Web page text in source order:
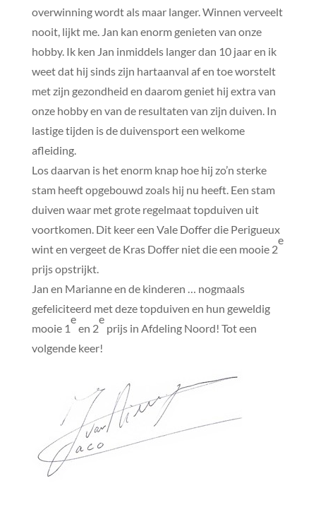
overwinning wordt als maar langer. Winnen verveelt
nooit, lijkt me. Jan kan enorm genieten van onze
hobby. Ik ken Jan inmiddels langer dan 10 jaar en ik
weet dat hij sinds zijn hartaanval af en toe worstelt
met zijn gezondheid en daarom geniet hij extra van
onze hobby en van de resultaten van zijn duiven. In
lastige tijden is de duivensport een welkome
afleiding.
Los daarvan is het enorm knap hoe hij zo’n sterke
stam heeft opgebouwd zoals hij nu heeft. Een stam
duiven waar met grote regelmaat topduiven uit
voortkomen. Dit keer een Vale Doffer die Perigueux
wint en vergeet de Kras Doffer niet die een mooie 2
e
prijs opstrijkt.
Jan en Marianne en de kinderen … nogmaals
gefeliciteerd met deze topduiven en hun geweldig
mooie 1
e
en 2
e
prijs in Afdeling Noord! Tot een
volgende keer!